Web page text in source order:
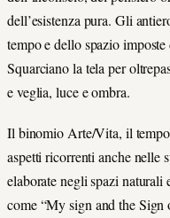
dell’esistenza pura. Gli
tempo e dello spazio
Squarciano la tela per
e veglia, luce e ombra.
Il binomio Arte/Vita, il
aspetti ricorrenti anche nelle
elaborate negli spazi
come “My sign and the Sign